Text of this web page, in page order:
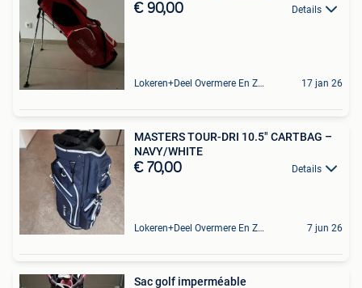
€ 90,00 Details
Lokeren+Deel Overmere En Zele 17 jan 26
MASTERS TOUR-DRI 10.5″ CARTBAG –
NAVY/WHITE
€ 70,00 Details
Lokeren+Deel Overmere En Zele 7 jun 26
Sac golf imperméable